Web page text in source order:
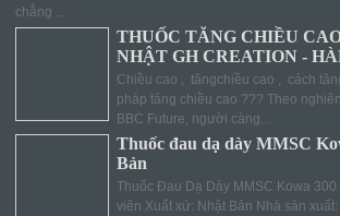
chẳng ...
THUỐC TĂNG CHIỀU
NHẬT GH CREATION -
Chiều cao , tăngchiều cao , cách
pháp tăng chiều cao ??? Theo
BBC Future, người càng...
Thuốc đau dạ dày MMSC
Bản
Thuốc Đau Dạ Dày MMSC Kowa
viên Xuất xứ: Nhật Bản Nhà sản